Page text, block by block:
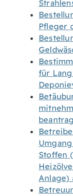
Pfleger
für
Stoffen
Anlage)